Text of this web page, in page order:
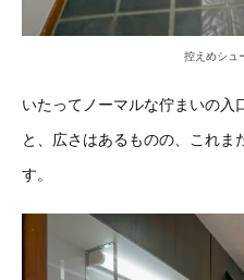
控えめシュ
いたってノーマルな佇まいの入
と、広さはあるものの、これま
す。